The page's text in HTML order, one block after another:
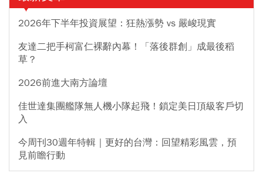
2026年下半年投資展望：狂熱漲勢 vs 嚴峻現實
友達二把手柯富仁裸辭內幕！「落後群創」成最後稻
草？
2026前進大南方論壇
佳世達集團艦隊無人機小隊起飛！鎖定美日頂級客戶切
入
今周刊30週年特輯｜更好的台灣：回望精彩風雲，預
見前瞻行動